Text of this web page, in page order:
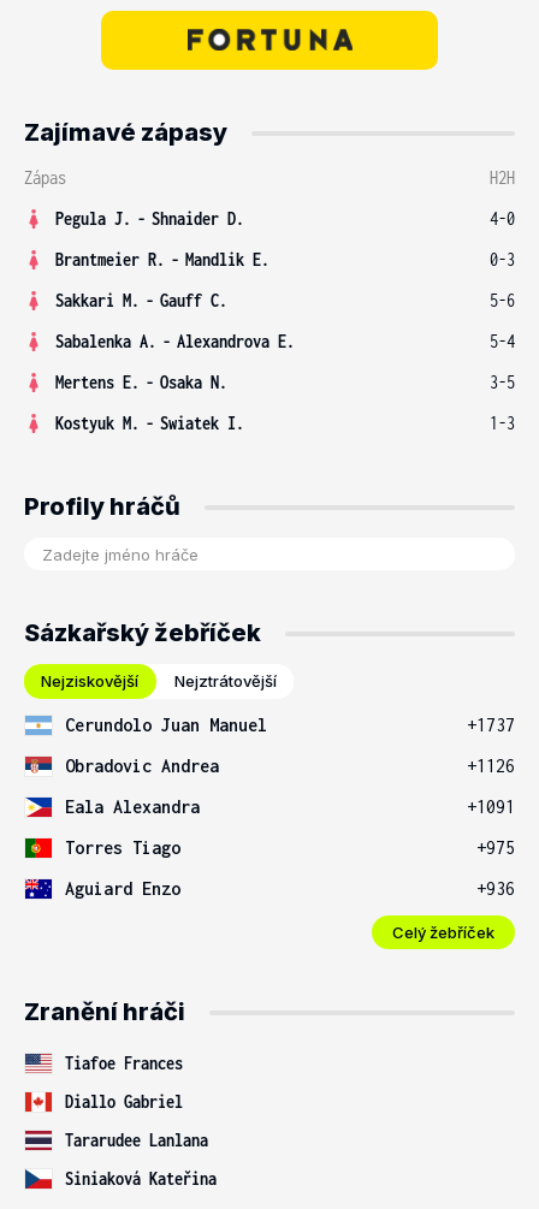
Zajímavé zápasy
Zápas
H2H
Pegula J. - Shnaider D.
4-0
Brantmeier R. - Mandlik E.
0-3
Sakkari M. - Gauff C.
5-6
Sabalenka A. - Alexandrova E.
5-4
Mertens E. - Osaka N.
3-5
Kostyuk M. - Swiatek I. 1-3
Profily hráčů
Sázkařský žebříček
Nejziskovější Nejztrátovější
Cerundolo Juan Manuel
+1737
Obradovic Andrea
+1126
Eala Alexandra
+1091
Torres Tiago
+975
Aguiard Enzo
+936
Celý žebříček
Zranění hráči
Tiafoe Frances
Diallo Gabriel
Tararudee Lanlana
Siniaková Kateřina